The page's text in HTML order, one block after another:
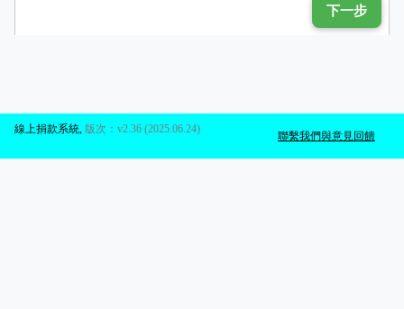
下一步
聯繫我們與意見回饋
線上捐款系統 版次：v2.36 (2025.06.24)